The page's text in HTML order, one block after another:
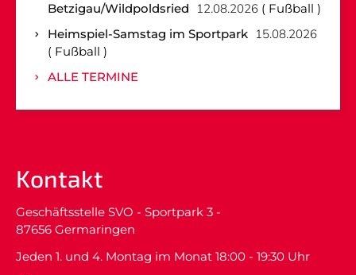
Betzigau/Wildpoldsried
12.08.2026
Fußball
Heimspiel-Samstag im Sportpark 15.08.2026
Fußball
ALLE TERMINE
Kontakt
Geschäftsstelle SVO - Sportpark 3 -
87656 Germaringen
Jeden 1. und 4. Montag im Monat 18:00 - 19:30 Uhr